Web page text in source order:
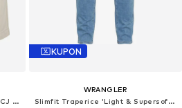
regular Dirndl hlače 'STRETCH CJ CHINO SHORTS PELICAN'
KUPON
WRANGLER
Slimfit Traperice 'Light & Supersoft LARSTON SLATE SHADE'